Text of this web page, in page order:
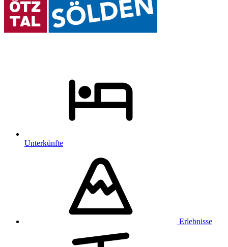
Unterkünfte
Erlebnisse